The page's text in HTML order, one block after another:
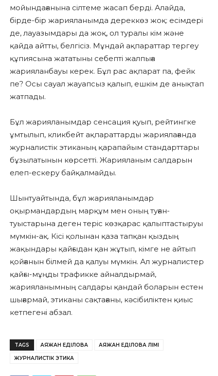
мойындағанына сілтеме жасап берді. Алайда,
бірде-бір жарияланымда дереккөз жоқ: есімдері
де, лауазымдары да жоқ, ол туралы кім және
қайда айтты, белгісіз. Мұндай ақпараттар тергеу
құпиясына жататыны себепті жалпыға
жарияланбауы керек. Бұл рас ақпарат па, фейк
пе? Осы сауал жауапсыз қалып, ешкім де анықтап
жатпады.
Бұл жарияланымдар сенсация қуып, рейтингке
ұмтылып, кликбейт ақпараттарды жариялағанда
журналистік этиканың қарапайым стандарттары
бұзылатынын көрсетті. Жарияланым салдарын
елеп-ескеру байқалмайды.
Шынтуайтында, бұл жарияланымдар
оқырмандардың марқұм мен оның туған-
туыстарына деген теріс көзқарас қалыптастыруы
мүмкін-ақ. Кісі қолынан қаза тапқан қыздың
жақындары қайғыдан қан жұтып, кімге не айтып
қойғанын білмей да қалуы мүмкін. Ал журналистер
қайғы-мұңды трафикке айналдырмай,
жарияланымның салдары қандай боларын естен
шығармай, этиканы сақтағаны, кәсібиліктен қиыс
кетпегені абзал.
TAGS АЯЖАН ЕДІЛОВА АЯЖАН ЕДІЛОВА ӨЛІМІ
ЖУРНАЛИСТІК ЭТИКА